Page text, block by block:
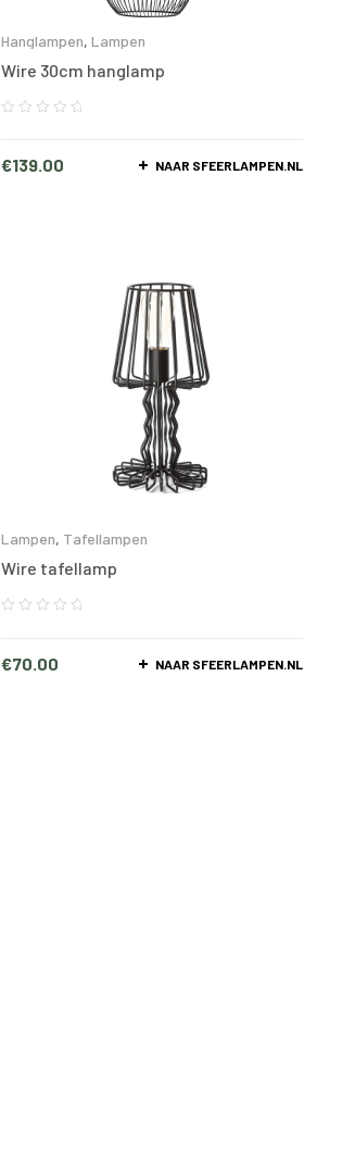
Hanglampen, Lampen
Wire 30cm hanglamp
€139.00 NAAR SFEERLAMPEN.NL
Lampen, Tafellampen
Wire tafellamp
€70.00 NAAR SFEERLAMPEN.NL